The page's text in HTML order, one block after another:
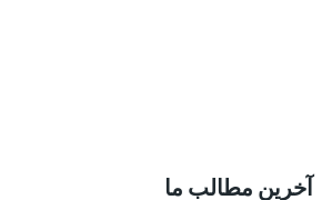
آخرین مطالب ما